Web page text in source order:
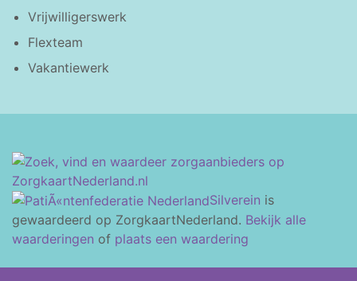
Vrijwilligerswerk
Flexteam
Vakantiewerk
Silverein is
gewaardeerd op ZorgkaartNederland. Bekijk alle
waarderingen of plaats een waardering